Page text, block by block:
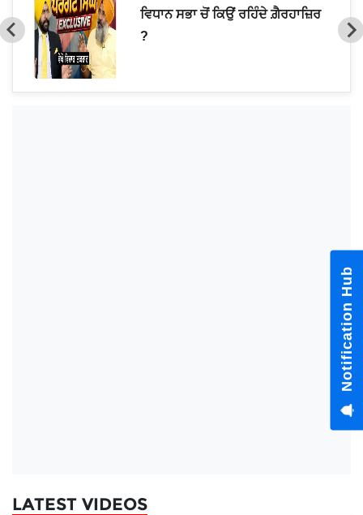
ਵਿਧਾਨ ਸਭਾ ਚੋਂ ਕਿਉਂ ਰਹਿੰਦੇ ਗ਼ੈਰਹਾਜ਼ਿਰ
?
LATEST VIDEOS
Notification Hub